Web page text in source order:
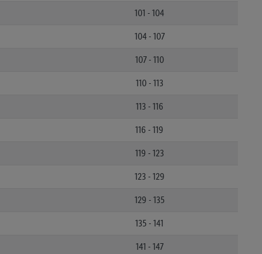
101 - 104
104 - 107
107 - 110
110 - 113
113 - 116
116 - 119
119 - 123
123 - 129
129 - 135
135 - 141
141 - 147